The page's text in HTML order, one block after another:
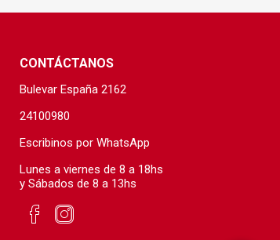
CONTÁCTANOS
Bulevar España 2162
24100980
Escribinos por WhatsApp
Lunes a viernes de 8 a 18hs
y Sábados de 8 a 13hs